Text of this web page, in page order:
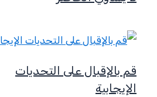
قم بالإقبال على التحديات
الإيجابية